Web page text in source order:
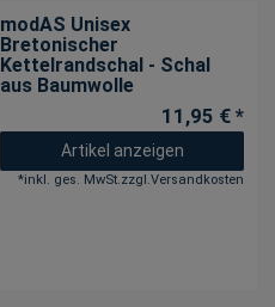
modAS Unisex
Bretonischer
Kettelrandschal - Schal
aus Baumwolle
11,95 € *
Artikel anzeigen
*inkl. ges. MwSt.zzgl.Versandkosten